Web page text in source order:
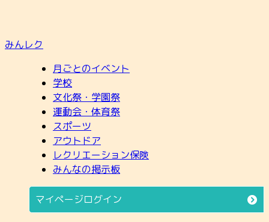
みんレク
月ごとのイベント
学校
文化祭・学園祭
運動会・体育祭
スポーツ
アウトドア
レクリエーション保険
みんなの掲示板
マイページログイン